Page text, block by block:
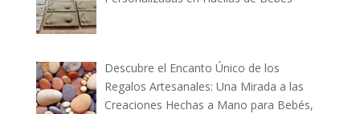
Descubre el Encanto Único de los
Regalos Artesanales: Una Mirada a las
Creaciones Hechas a Mano para Bebés,